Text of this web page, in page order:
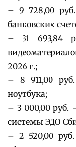
– 9 728,00
банковских
– 31 693,84
2026 г.;
– 8 911,00
ноутбука;
– 3 000,00 руб.
системы ЭДО
– 2 520,00